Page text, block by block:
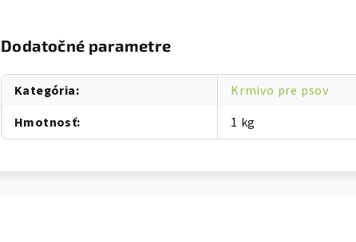
Dodatočné parametre
Kategória:
Krmivo pre psov
Hmotnosť: 1 kg